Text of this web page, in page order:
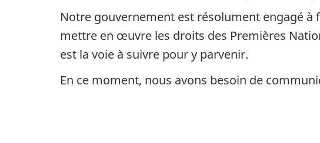
Notre gouvernement est résolument engagé à
mettre en œuvre les droits des Premières
est la voie à suivre pour y parvenir.
En ce moment, nous avons besoin de